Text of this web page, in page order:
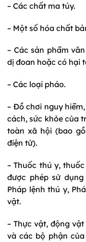
– Các chất ma túy.
– Một số hóa chất
– Các sản phẩm
dị đoan hoặc có hại
– Các loại pháo.
– Đồ chơi nguy
cách, sức khỏe của
toàn xã hội (bao
điện tử).
– Thuốc thú y,
được phép sử
Pháp lệnh thú y,
vật.
– Thực vật, động
và các bộ phận